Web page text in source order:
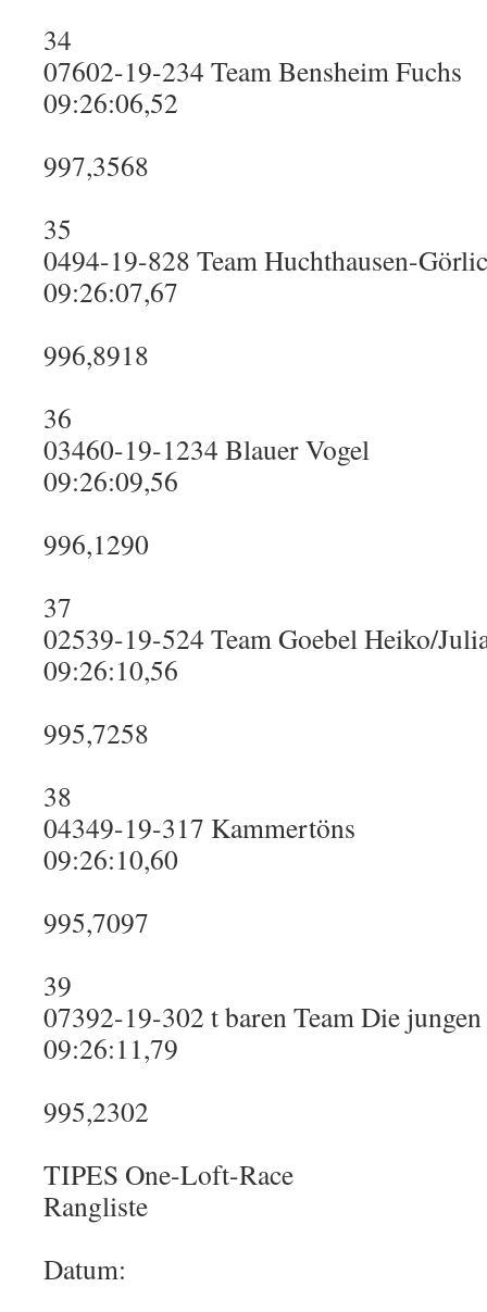
34
07602-19-234 Team Bensheim Fuchs
09:26:06,52
997,3568
35
0494-19-828 Team Huchthausen-
09:26:07,67
996,8918
36
03460-19-1234 Blauer Vogel
09:26:09,56
996,1290
37
02539-19-524 Team Goebel Heiko/
09:26:10,56
995,7258
38
04349-19-317 Kammertöns
09:26:10,60
995,7097
39
07392-19-302 t baren Team Die
09:26:11,79
995,2302
TIPES One-Loft-Race
Rangliste
Datum: